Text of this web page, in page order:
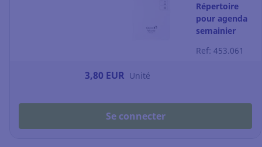
Répertoire
pour agenda
semainier
Ministre - 16
Ref: 453.061
3,80 EUR Unité
Se connecter